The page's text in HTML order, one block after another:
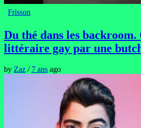
Frisson
Du thé dans les
littéraire gay par une
by Zaz / 7 ans ago